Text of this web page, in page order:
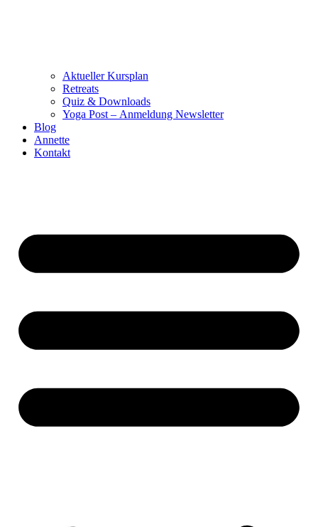
Aktueller Kursplan
Retreats
Quiz & Downloads
Yoga Post – Anmeldung Newsletter
Blog
Annette
Kontakt